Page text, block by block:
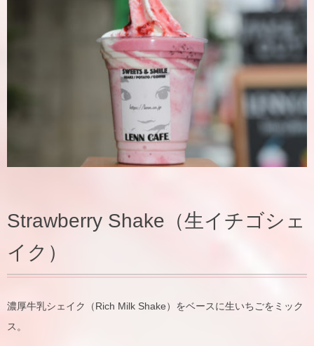
Strawberry Shake（生イチゴシェ
イク）
濃厚牛乳シェイク（Rich Milk Shake）をベースに生いちごをミック
ス。